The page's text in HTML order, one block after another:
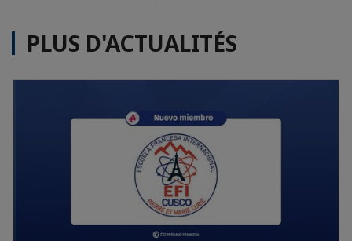
PLUS D'ACTUALITÉS